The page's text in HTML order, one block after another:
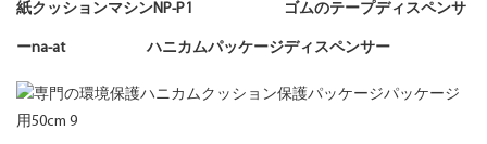
紙クッションマシンNP-P1 ゴムのテープディスペンサ
ーna-at ハニカムパッケージディスペンサー